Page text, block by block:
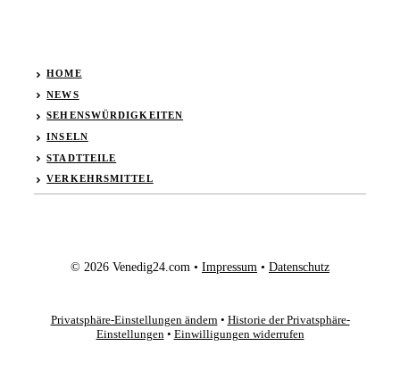
HOME
NEWS
SEHENSWÜRDIGKEITEN
INSELN
STADTTEILE
VERKEHRSMITTEL
© 2026 Venedig24.com • Impressum • Datenschutz
Privatsphäre-Einstellungen ändern • Historie der Privatsphäre-
Einstellungen • Einwilligungen widerrufen